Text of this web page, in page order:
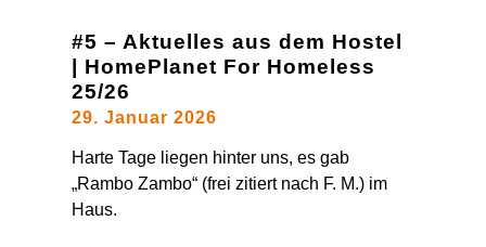
#5 – Aktuelles aus dem Hostel
| HomePlanet For Homeless
25/26
29. Januar 2026
Harte Tage liegen hinter uns, es gab
„Rambo Zambo“ (frei zitiert nach F. M.) im
Haus.